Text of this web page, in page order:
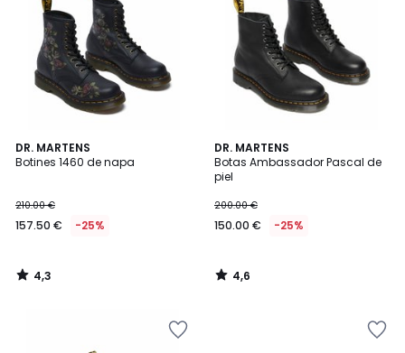
DR. MARTENS
Botines 1460 de napa
210.00 €
157.50 € -25%
4,3
/ 5
4,3
/
DR. MARTENS
Botas Ambassador Pascal de
piel
200.00 €
150.00 € -25%
4,6
/ 5
4,6
/